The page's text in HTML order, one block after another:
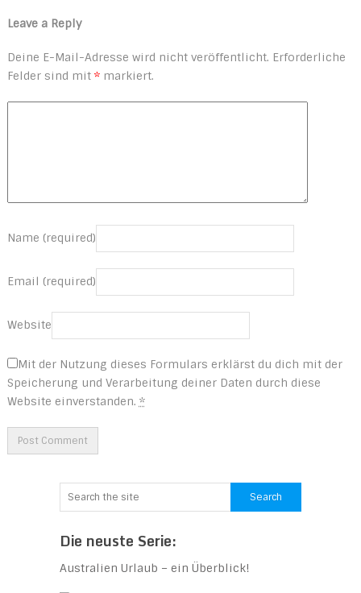
Leave a Reply
Deine E-Mail-Adresse wird nicht veröffentlicht. Erforderliche
Felder sind mit *markiert.
Name (required)
Email (required)
Website
Mit der Nutzung dieses Formulars erklärst du dich mit der
Speicherung und Verarbeitung deiner Daten durch diese
Website einverstanden. *
Die neuste Serie:
Australien Urlaub – ein Überblick!